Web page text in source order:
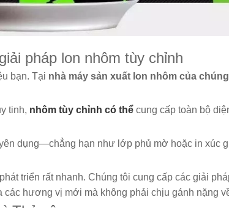
pháp lon nhôm tùy chỉnh
bạn. Tại nhà máy sản xuất lon nhôm của
tinh, nhôm tùy chỉnh có thể cung cấp toàn bộ
dụng—chẳng hạn như lớp phủ mờ hoặc in xúc
triển rất nhanh. Chúng tôi cung cấp các giải
hương vị mới mà không phải chịu gánh nặng